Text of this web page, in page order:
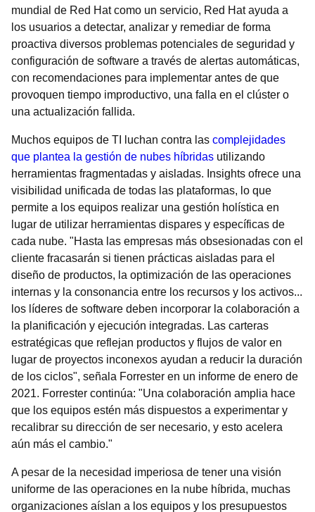
mundial de Red Hat como un servicio, Red Hat ayuda a
los usuarios a detectar, analizar y remediar de forma
proactiva diversos problemas potenciales de seguridad y
configuración de software a través de alertas automáticas,
con recomendaciones para implementar antes de que
provoquen tiempo improductivo, una falla en el clúster o
una actualización fallida.
Muchos equipos de TI luchan contra las complejidades
que plantea la gestión de nubes híbridas utilizando
herramientas fragmentadas y aisladas. Insights ofrece una
visibilidad unificada de todas las plataformas, lo que
permite a los equipos realizar una gestión holística en
lugar de utilizar herramientas dispares y específicas de
cada nube. "Hasta las empresas más obsesionadas con el
cliente fracasarán si tienen prácticas aisladas para el
diseño de productos, la optimización de las operaciones
internas y la consonancia entre los recursos y los activos...
los líderes de software deben incorporar la colaboración a
la planificación y ejecución integradas. Las carteras
estratégicas que reflejan productos y flujos de valor en
lugar de proyectos inconexos ayudan a reducir la duración
de los ciclos", señala Forrester en un informe de enero de
2021. Forrester continúa: "Una colaboración amplia hace
que los equipos estén más dispuestos a experimentar y
recalibrar su dirección de ser necesario, y esto acelera
aún más el cambio."
A pesar de la necesidad imperiosa de tener una visión
uniforme de las operaciones en la nube híbrida, muchas
organizaciones aíslan a los equipos y los presupuestos